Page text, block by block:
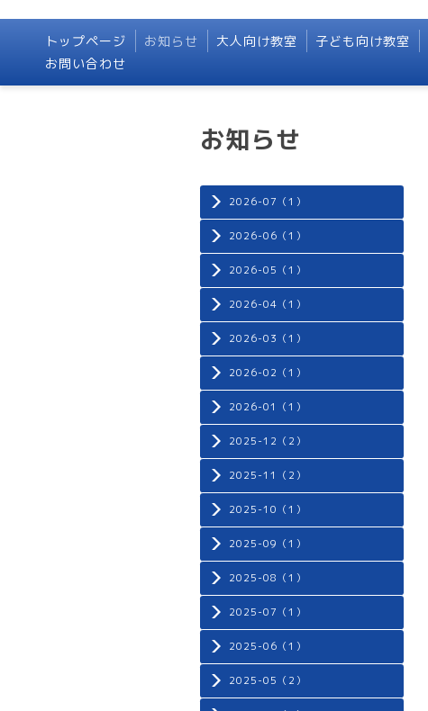
トップページ お知らせ 大人向け教室 子ども向け教室
お問い合わせ
2026-07（1）
2026-06（1）
2026-05（1）
2026-04（1）
2026-03（1）
2026-02（1）
2026-01（1）
2025-12（2）
2025-11（2）
2025-10（1）
2025-09（1）
2025-08（1）
2025-07（1）
2025-06（1）
2025-05（2）
お知らせ